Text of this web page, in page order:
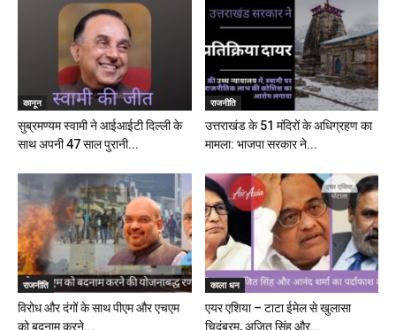
कानून
सुब्रमण्यम स्वामी ने आईआईटी दिल्ली के
साथ अपनी 47 साल पुरानी...
राजनीति
उत्तराखंड के 51 मंदिरों के अधिग्रहण का
मामला: भाजपा सरकार ने...
राजनीति
विरोध और दंगों के साथ पीएम और एचएम
को बदनाम करने...
काला धन
एयर एशिया – टाटा ईमेल से खुलासा
चिदंबरम, अजित सिंह और...